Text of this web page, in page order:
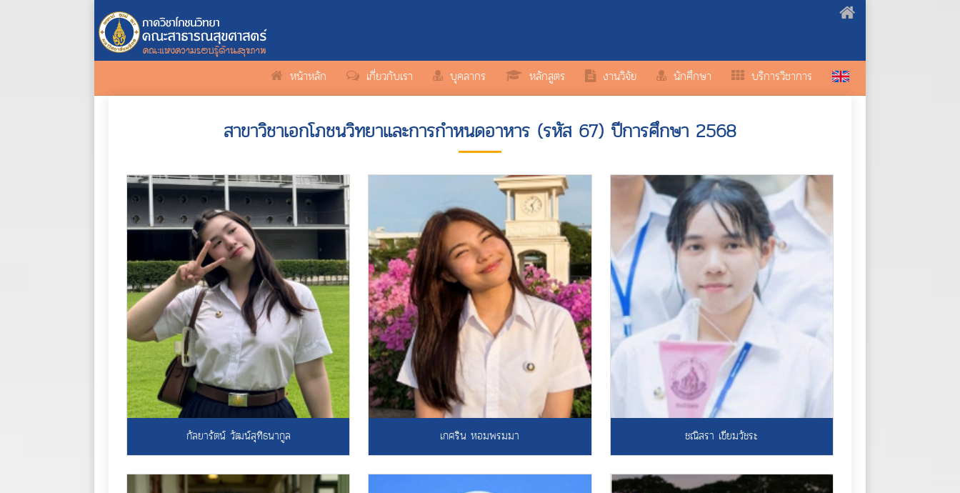
หน้าหลัก เกี่ยวกับเรา บุคลากร หลักสูตร งานวิจัย นักศึกษา บริการวิชาการ
สาขาวิชาเอกโภชนวิทยาและการกำหนดอาหาร (รหัส 67) ปีการศึกษา 2568
กัลยารัตน์ วัฒน์สุทิธนากูล เกศริน หอมพรมมา ชณิสรา เขียมวัชระ